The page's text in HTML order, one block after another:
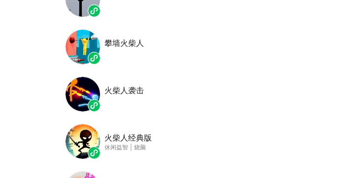
攀墙火柴人
火柴人袭击
火柴人经典版
休闲益智 烧脑